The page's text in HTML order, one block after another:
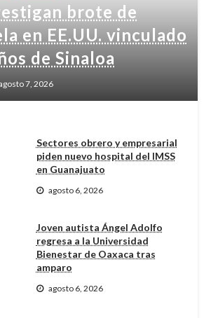
brote de
en EE.UU. vinculado
de Sinaloa
7, 2026
Sectores obrero y empresarial
piden nuevo hospital del IMSS
en Guanajuato
agosto 6, 2026
Joven autista Ángel Adolfo
regresa a la Universidad
Bienestar de Oaxaca tras
amparo
agosto 6, 2026